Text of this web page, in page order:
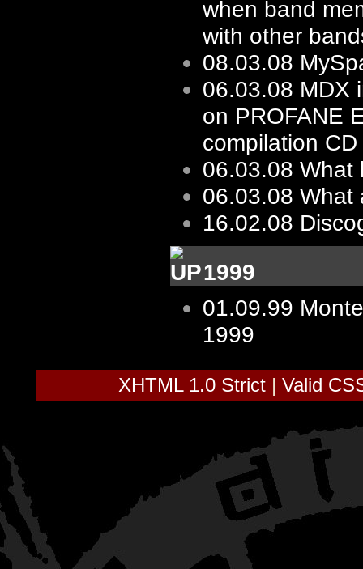
when band
with other
08.03.08
06.03.08 MDX
on PROFANE
compilation CD
06.03.08 What
06.03.08 What
16.02.08
1999
01.09.99
1999
XHTML 1.0 Strict| Valid